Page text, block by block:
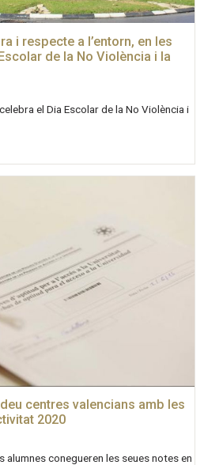
i respecte a l’entorn, en les
de la No Violència i la
el Dia Escolar de la No Violència i
deu centres valencians amb les
2020
alumnes conegueren les seues notes en